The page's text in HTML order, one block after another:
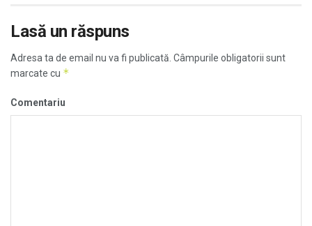
Lasă un răspuns
Adresa ta de email nu va fi publicată. Câmpurile obligatorii sunt
marcate cu *
Comentariu